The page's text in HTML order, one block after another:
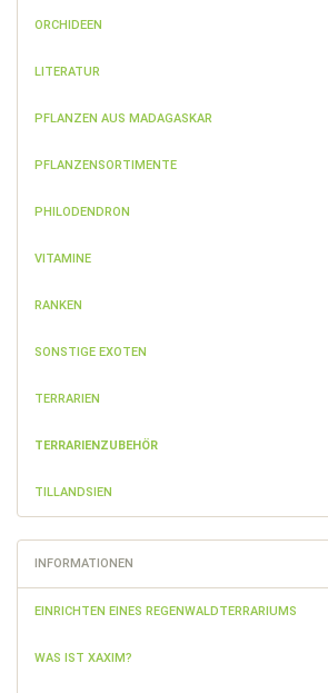
ORCHIDEEN
LITERATUR
PFLANZEN AUS MADAGASKAR
PFLANZENSORTIMENTE
PHILODENDRON
VITAMINE
RANKEN
SONSTIGE EXOTEN
TERRARIEN
TERRARIENZUBEHÖR
TILLANDSIEN
INFORMATIONEN
EINRICHTEN EINES REGENWALDTERRARIUMS
WAS IST XAXIM?